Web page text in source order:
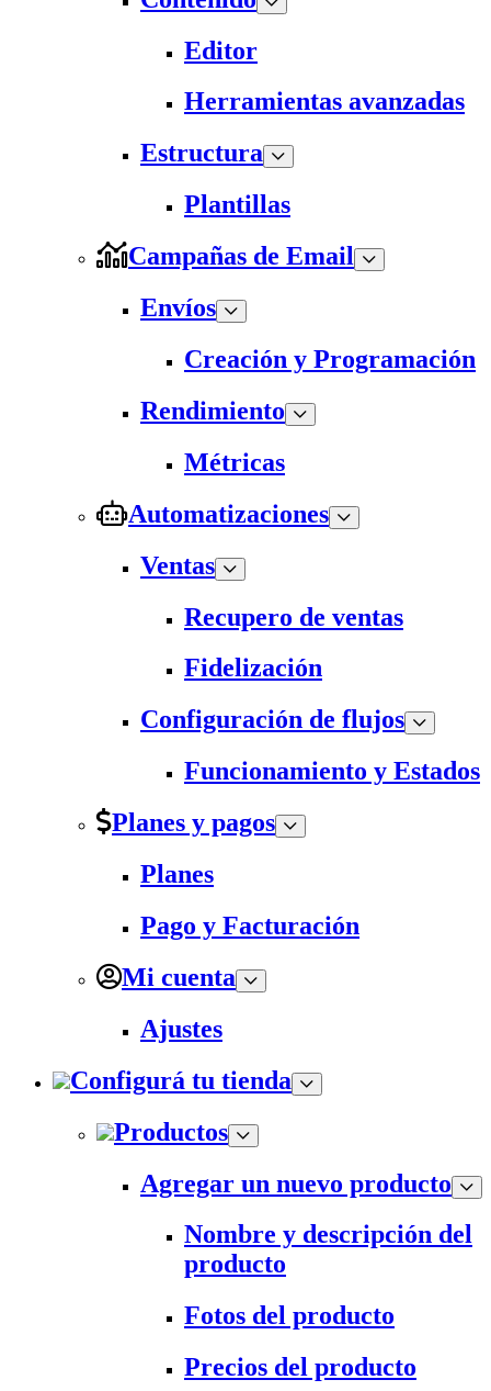
Editor
Herramientas avanzadas
Estructura
Plantillas
Campañas de Email
Envíos
Creación y Programación
Rendimiento
Métricas
Automatizaciones
Ventas
Recupero de ventas
Fidelización
Configuración de flujos
Funcionamiento y Estados
Planes y pagos
Planes
Pago y Facturación
Mi cuenta
Ajustes
Configurá tu tienda
Productos
Agregar un nuevo producto
Nombre y descripción del
producto
Fotos del producto
Precios del producto